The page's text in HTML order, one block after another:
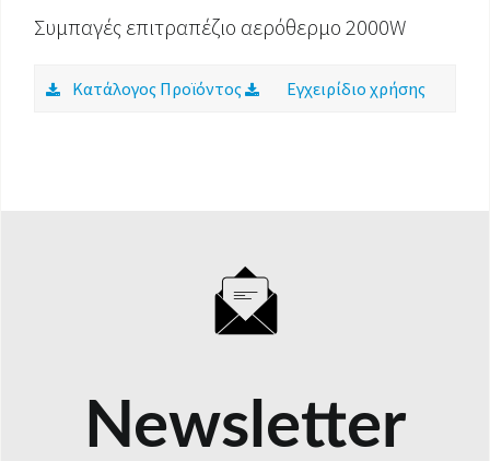
Συμπαγές επιτραπέζιο αερόθερμο 2000W
Κατάλογος Προϊόντος Εγχειρίδιο χρήσης
Newsletter